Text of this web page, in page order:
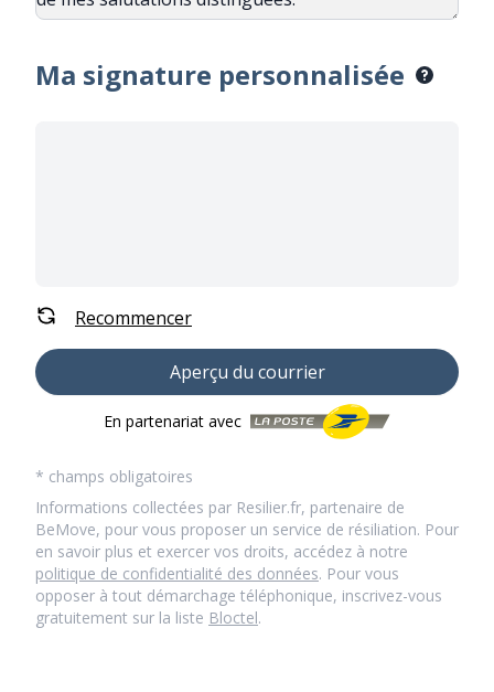
Ma signature personnalisée
Recommencer
Aperçu du courrier
En partenariat avec
* champs obligatoires
Informations collectées par Resilier.fr, partenaire de
BeMove, pour vous proposer un service de résiliation. Pour
en savoir plus et exercer vos droits, accédez à notre
politique de confidentialité des données. Pour vous
opposer à tout démarchage téléphonique, inscrivez-vous
gratuitement sur la liste Bloctel.